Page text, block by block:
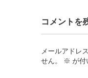
コメントを
メールアドレ
せん。
※ が付